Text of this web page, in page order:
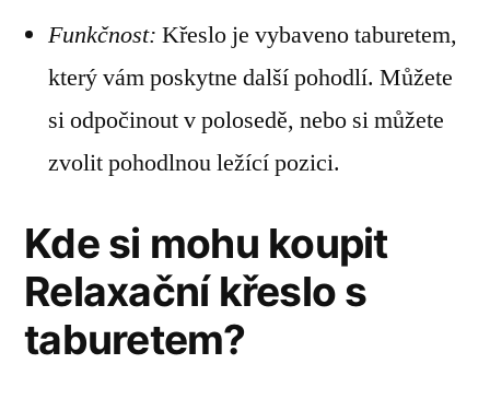
Funkčnost: Křeslo je vybaveno taburetem,
který vám poskytne další pohodlí. Můžete
si odpočinout v polosedě, nebo si můžete
zvolit pohodlnou ležící pozici.
Kde si mohu koupit
Relaxační křeslo s
taburetem?